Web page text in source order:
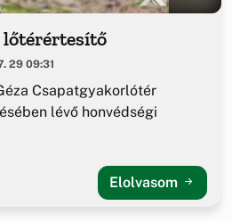
29 09:31
Csapatgyakorlótér
lévő honvédségi
Elolvasom